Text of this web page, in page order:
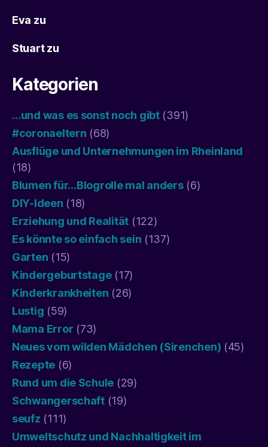
Eva zu
Stuartzu
Kategorien
…und was es sonst noch gibt(391)
#coronaeltern (68)
Ausflüge und Unternehmungen im Rheinland
(18)
Blumen für…Blogrolle mal anders(6)
DIY-Ideen (18)
Erziehung und Realität (122)
Es könnte so einfach sein (137)
Garten (15)
Kindergeburtstage(17)
Kinderkrankheiten (26)
Lustig (59)
Mama Error (73)
Neues vom wilden Mädchen (Sirenchen) (45)
Rezepte (6)
Rund um die Schule (29)
Schwangerschaft(19)
seufz (111)
Umweltschutz und Nachhaltigkeit im